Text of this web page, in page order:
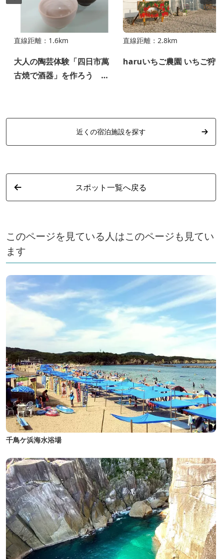
直線距離：1.6km
大人の陶芸体験「四日市萬
古焼で酒器」を作ろう ～
直線距離：2.8km
haruいちご農園 いちご狩
近くの宿泊施設を探す
スポット一覧へ戻る
このページを見ている人はこのページも見てい
ます
千鳥ケ浜海水浴場